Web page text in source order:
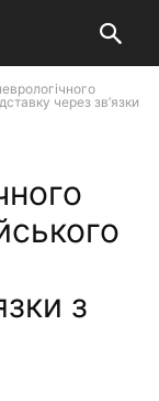
через зв’язки
з